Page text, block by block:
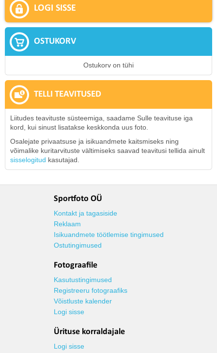
LOGI SISSE
OSTUKORV
Ostukorv on tühi
TELLI TEAVITUSED
Liitudes teavituste süsteemiga, saadame Sulle teavituse iga
kord, kui sinust lisatakse keskkonda uus foto.
Osalejate privaatsuse ja isikuandmete kaitsmiseks ning
võimalike kuritarvituste vältimiseks saavad teavitusi tellida ainult
sisselogitud kasutajad.
Sportfoto OÜ
Kontakt ja tagasiside
Reklaam
Isikuandmete töötlemise tingimused
Ostutingimused
Fotograafile
Kasutustingimused
Registreeru fotograafiks
Võistluste kalender
Logi sisse
Ürituse korraldajale
Logi sisse